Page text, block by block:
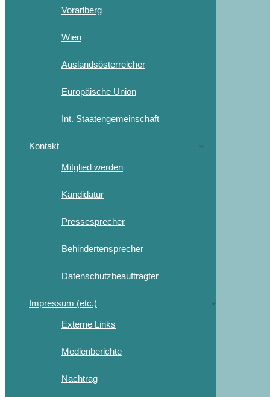
Vorarlberg
Wien
Auslandsösterreicher
Europäische Union
Int. Staatengemeinschaft
Kontakt
Mitglied werden
Kandidatur
Pressesprecher
Behindertensprecher
Datenschutzbeauftragter
Impressum (etc.)
Externe Links
Medienberichte
Nachtrag